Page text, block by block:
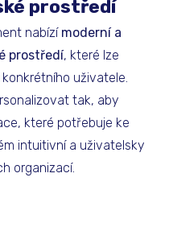
prostředí
nabízí moderní a
prostředí, které lze
uživatele.
tak, aby
které potřebuje ke
intuitivní a uživatelsky
organizací.